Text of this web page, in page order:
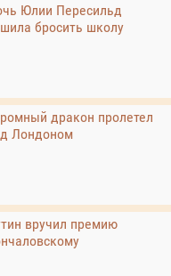
Юлии Пересильд
бросить школу
дракон пролетел
Лондоном
вручил премию